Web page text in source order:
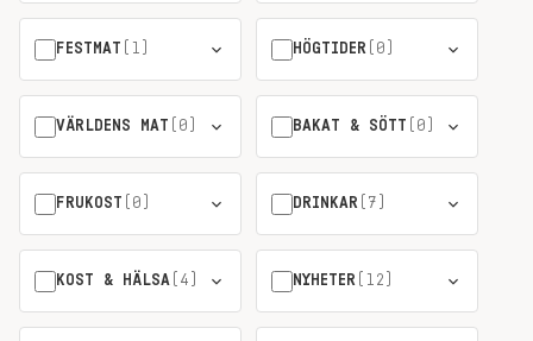
FESTMAT (1) HÖGTIDER (0)
VÄRLDENS MAT (0) BAKAT & SÖTT (0)
FRUKOST (0) DRINKAR (7)
KOST & HÄLSA (4) NYHETER (12)